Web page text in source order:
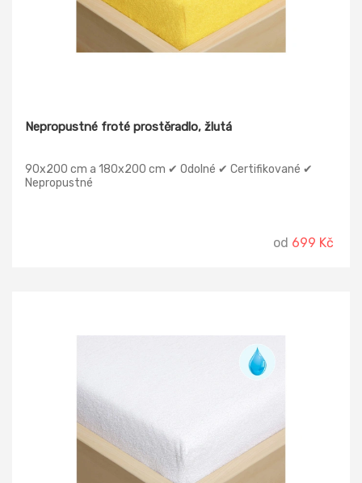
Nepropustné froté prostěradlo, žlutá
90x200 cm a 180x200 cm ✔ Odolné ✔ Certifikované ✔
Nepropustné
od 699 Kč